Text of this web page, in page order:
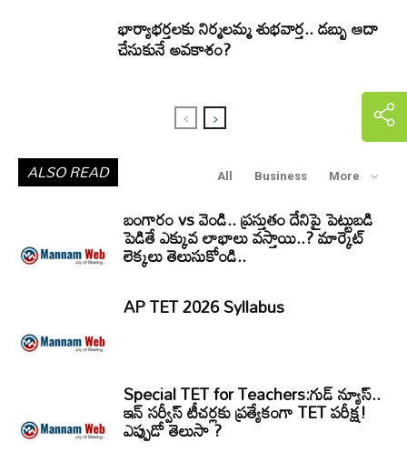
భార్యాభర్తలకు నిర్మలమ్మ శుభవార్త.. డబ్బు ఆదా
చేసుకునే అవకాశం?
ALSO READ All Business More
బంగారం vs వెండి.. ప్రస్తుతం దేనిపై పెట్టుబడి
పెడితే ఎక్కువ లాభాలు వస్తాయి..? మార్కెట్
లెక్కలు తెలుసుకోండి..
AP TET 2026 Syllabus
Special TET for Teachers:గుడ్ న్యూస్..
ఇన్ సర్వీస్ టీచర్లకు ప్రత్యేకంగా TET పరీక్ష!
ఎప్పుడో తెలుసా ?